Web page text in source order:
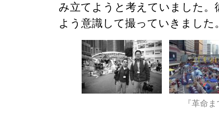
み立てようと考えていました
よう意識して撮っていきました
『革命